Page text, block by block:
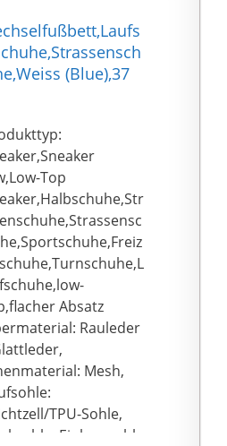
weisse
damen
weiss 2022
sneaker sneaker
damen sneaker
weiss weiße
damen sneaker
(Blue),37
Top
Absatz
Rauleder
Mesh,
TPU-Sohle,
Einlegesohle